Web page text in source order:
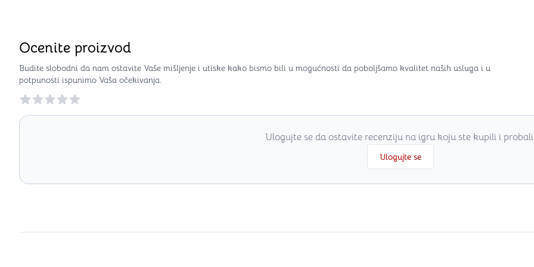
Ocenite proizvod
Budite slobodni da nam ostavite Vaše mišljenje i utiske kako bismo bili u mogućnosti da poboljšamo kvalitet naših usluga i u
potpunosti ispunimo Vaša očekivanja.
Reviews
Ulogujte se da ostavite recenziju na igru koju ste kupili i
Ulogujte se